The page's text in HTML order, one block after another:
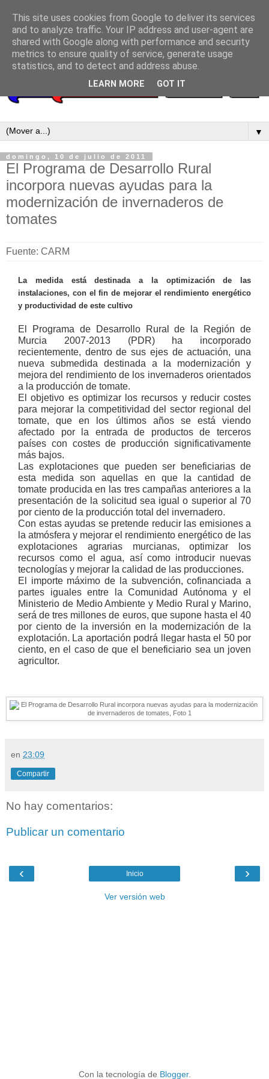
▼
domingo, 10 de julio de 2011
El Programa de Desarrollo Rural
incorpora nuevas ayudas para la
modernización de invernaderos de
tomates
Fuente: CARM
La medida está destinada a la optimización de las
instalaciones, con el fin de mejorar el rendimiento energético
y productividad de este cultivo
El Programa de Desarrollo Rural de la Región de
Murcia 2007-2013 (PDR) ha incorporado
recientemente, dentro de sus ejes de actuación, una
nueva submedida destinada a la modernización y
mejora del rendimiento de los invernaderos orientados
a la producción de tomate.
El objetivo es optimizar los recursos y reducir costes
para mejorar la competitividad del sector regional del
tomate, que en los últimos años se está viendo
afectado por la entrada de productos de terceros
países con costes de producción significativamente
más bajos.
Las explotaciones que pueden ser beneficiarias de
esta medida son aquellas en que la cantidad de
tomate producida en las tres campañas anteriores a la
presentación de la solicitud sea igual o superior al 70
por ciento de la producción total del invernadero.
Con estas ayudas se pretende reducir las emisiones a
la atmósfera y mejorar el rendimiento energético de las
explotaciones agrarias murcianas, optimizar los
recursos como el agua, así como introducir nuevas
tecnologías y mejorar la calidad de las producciones.
El importe máximo de la subvención, cofinanciada a
partes iguales entre la Comunidad Autónoma y el
Ministerio de Medio Ambiente y Medio Rural y Marino,
será de tres millones de euros, que supone hasta el 40
por ciento de la inversión en la modernización de la
explotación. La aportación podrá llegar hasta el 50 por
ciento, en el caso de que el beneficiario sea un joven
agricultor.
en 23:09
Compartir
No hay comentarios:
Publicar un comentario
‹ ›
Inicio
Ver versión web
Con la tecnología de Blogger.
This site uses cookies from Google to deliver its services
and to analyze traffic. Your IP address and user-agent are
shared with Google along with performance and security
metrics to ensure quality of service, generate usage
statistics, and to detect and address abuse.
LEARN MORE GOT IT